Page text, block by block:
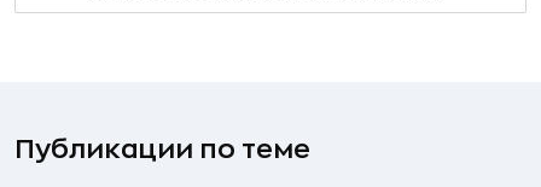
Публикации по теме